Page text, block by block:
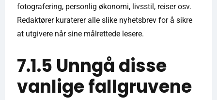
fotografering, personlig økonomi, livsstil, reiser osv.
Redaktører kuraterer alle slike nyhetsbrev for å sikre
at utgivere når sine målrettede lesere.
7.1.5 Unngå disse
vanlige fallgruvene